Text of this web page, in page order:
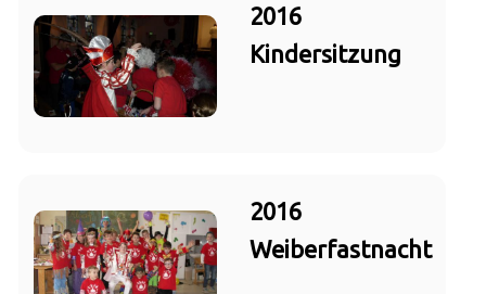
2016
Kindersitzung
2016
Weiberfastnacht